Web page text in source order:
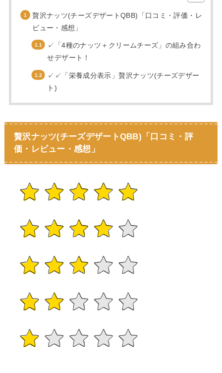
贅沢ナッツ(チーズデザートQBB)「口コミ・評価・レ
ビュー・感想」
✓「4種のナッツ＋クリームチーズ」の組み合わ
せデザート！
✓✓「栄養成分表示」贅沢ナッツ(チーズデザー
ト)
贅沢ナッツ(チーズデザートQBB)「口コミ・評
価・レビュー・感想」